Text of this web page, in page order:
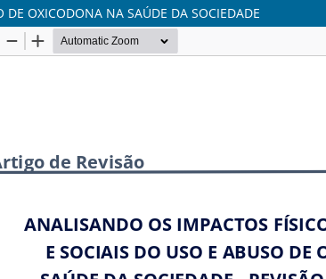
DE OXICODONA NA SAÚDE DA SOCIEDADE